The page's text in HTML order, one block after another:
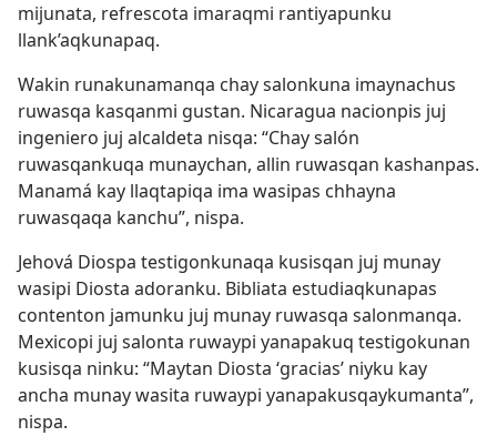
mijunata, refrescota imaraqmi rantiyapunku
llank’aqkunapaq.
Wakin runakunamanqa chay salonkuna imaynachus
ruwasqa kasqanmi gustan. Nicaragua nacionpis juj
ingeniero juj alcaldeta nisqa: “Chay salón
ruwasqankuqa munaychan, allin ruwasqan kashanpas.
Manamá kay llaqtapiqa ima wasipas chhayna
ruwasqaqa kanchu”, nispa.
Jehová Diospa testigonkunaqa kusisqan juj munay
wasipi Diosta adoranku. Bibliata estudiaqkunapas
contenton jamunku juj munay ruwasqa salonmanqa.
Mexicopi juj salonta ruwaypi yanapakuq testigokunan
kusisqa ninku: “Maytan Diosta ‘gracias’ niyku kay
ancha munay wasita ruwaypi yanapakusqaykumanta”,
nispa.